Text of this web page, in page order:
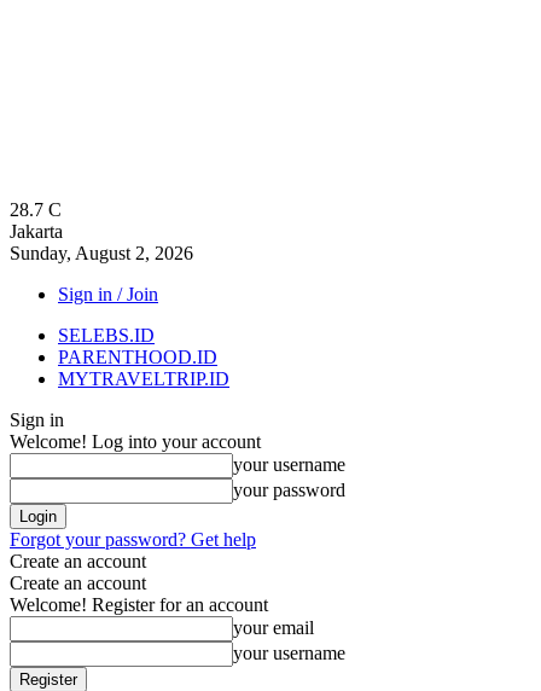
28.7 C
Jakarta
Sunday, August 2, 2026
Sign in / Join
SELEBS.ID
PARENTHOOD.ID
MYTRAVELTRIP.ID
Sign in
Welcome! Log into your account
your username
your password
Forgot your password? Get help
Create an account
Create an account
Welcome! Register for an account
your email
your username